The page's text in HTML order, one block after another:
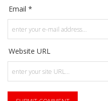
Email *
Website URL